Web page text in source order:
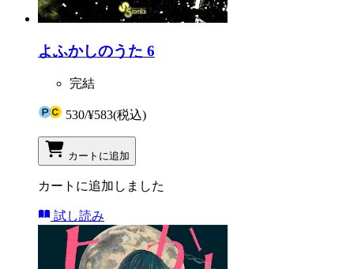
よふかしのうた 6
完結
530/¥583(税込)
カートに追加
カートに追加しました
試し読み